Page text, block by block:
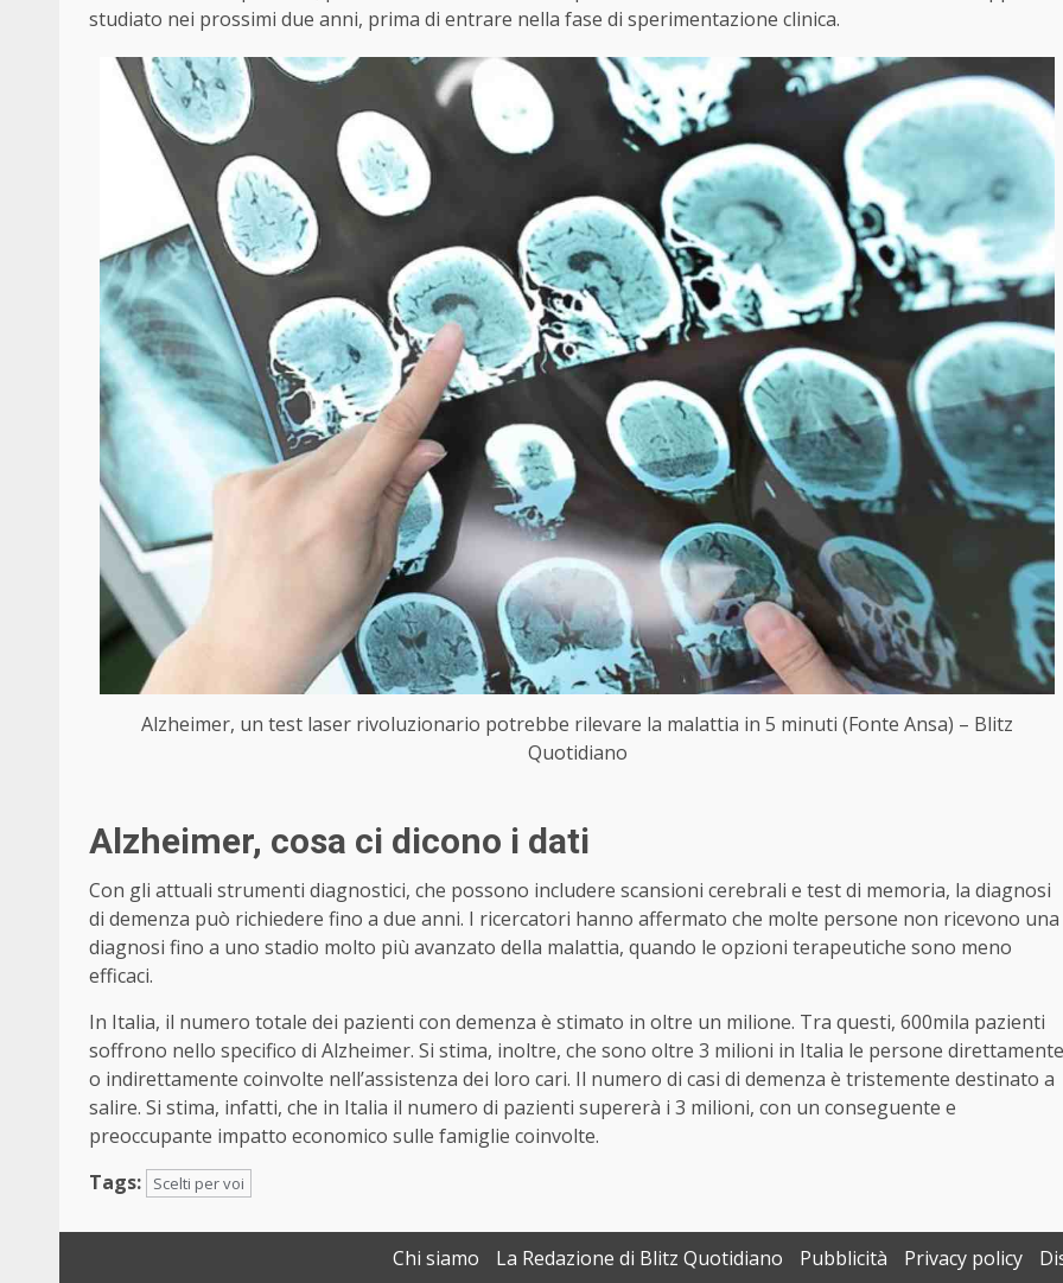
studiato nei prossimi due anni, prima di entrare nella fase di sperimentazione clinica.
Alzheimer, un test laser rivoluzionario potrebbe rilevare la malattia in 5 minuti (Fonte Ansa) – Blitz
Quotidiano
Alzheimer, cosa ci dicono i dati
Con gli attuali strumenti diagnostici, che possono includere scansioni cerebrali e test di memoria, la diagnosi
di demenza può richiedere fino a due anni. I ricercatori hanno affermato che molte persone non ricevono una
diagnosi fino a uno stadio molto più avanzato della malattia, quando le opzioni terapeutiche sono meno
efficaci.
In Italia, il numero totale dei pazienti con demenza è stimato in oltre un milione. Tra questi, 600mila pazienti
soffrono nello specifico di Alzheimer. Si stima, inoltre, che sono oltre 3 milioni in Italia le persone direttamente
o indirettamente coinvolte nell’assistenza dei loro cari. Il numero di casi di demenza è tristemente destinato a
salire. Si stima, infatti, che in Italia il numero di pazienti supererà i 3 milioni, con un conseguente e
preoccupante impatto economico sulle famiglie coinvolte.
Tags:
Scelti per voi
Chi siamo La Redazione di Blitz Quotidiano Pubblicità Privacy policy